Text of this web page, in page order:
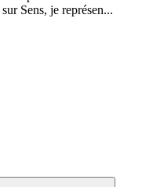
Sens, je représen...